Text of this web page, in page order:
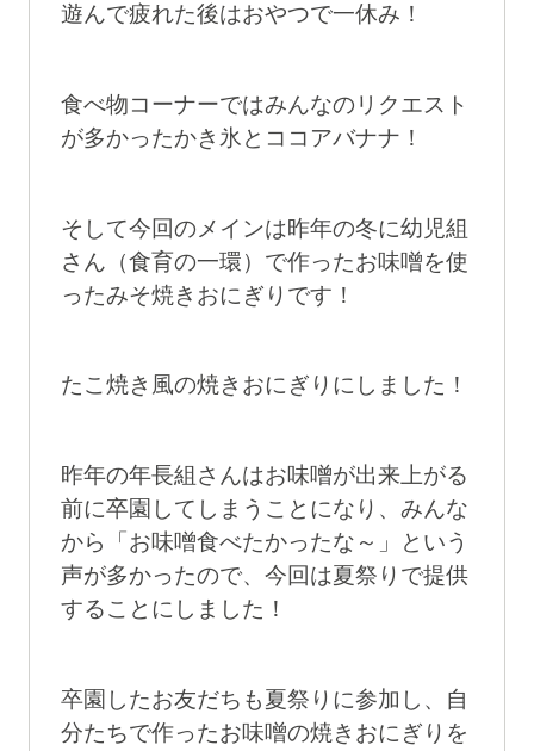
遊んで疲れた後はおやつで一休み！
食べ物コーナーではみんなのリクエスト
が多かったかき氷とココアバナナ！
そして今回のメインは昨年の冬に幼児組
さん（食育の一環）で作ったお味噌を使
ったみそ焼きおにぎりです！
たこ焼き風の焼きおにぎりにしました！
昨年の年長組さんはお味噌が出来上がる
前に卒園してしまうことになり、みんな
から「お味噌食べたかったな～」という
声が多かったので、今回は夏祭りで提供
することにしました！
卒園したお友だちも夏祭りに参加し、自
分たちで作ったお味噌の焼きおにぎりを